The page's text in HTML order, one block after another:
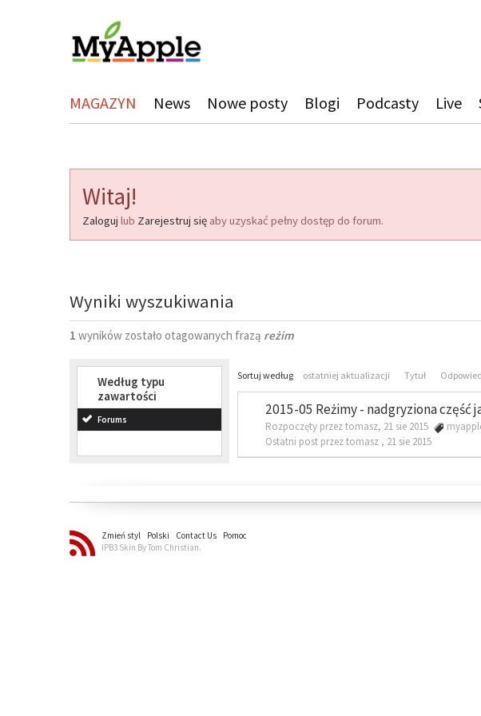
MAGAZYN News Nowe posty Blogi Podcasty Live
Witaj!
Zaloguj lub Zarejestruj się aby uzyskać pełny dostęp do forum.
Wyniki wyszukiwania
1 wyników zostało otagowanych frazą reżim
Według typu
zawartości
Forums
Sortuj według ostatniej aktualizacji Tytuł
2015-05 Reżimy - nadgryziona część
Rozpoczęty przez tomasz, 21 sie 2015
Ostatni post przez tomasz , 21 sie 2015
Zmień styl Polski Contact Us
Pomoc
IPB3 Skin By Tom Christian.